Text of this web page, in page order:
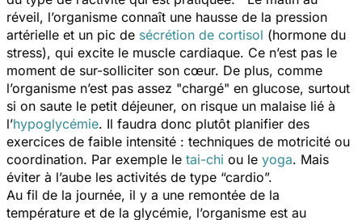
réveil, l’organisme connaît une hausse de la pression
artérielle et un pic de sécrétion de cortisol (hormone du
stress), qui excite le muscle cardiaque. Ce n’est pas le
moment de sur-solliciter son cœur. De plus, comme
l’organisme n’est pas assez "chargé" en glucose, surtout
si on saute le petit déjeuner, on risque un malaise lié à
l’hypoglycémie. Il faudra donc plutôt planifier des
exercices de faible intensité : techniques de motricité ou
coordination. Par exemple le tai-chi ou le yoga. Mais
éviter à l’aube les activités de type “cardio”.
Au fil de la journée, il y a une remontée de la
température et de la glycémie, l’organisme est au